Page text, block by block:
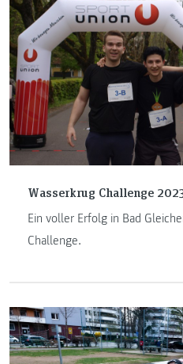
Wasserkrug Challenge
Ein voller Erfolg in Bad
Challenge.